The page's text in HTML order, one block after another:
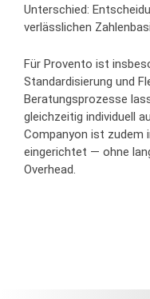
Unterschied:
verlässlichen
Für Provento ist
Standardisierung und
Beratungsprozesse
gleichzeitig individuell
Companyon ist zudem
eingerichtet — ohne
Overhead.